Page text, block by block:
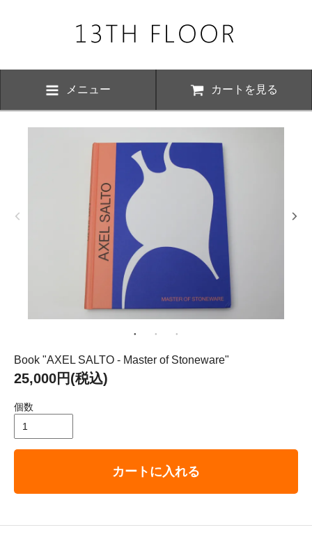
メニュー カートを見る
Book "AXEL SALTO - Master of Stoneware"
25,000円(税込)
個数
カートに入れる
下記の期間につきまして夏季休業とさせていただきます。 期間中は
ただけますが、ご対応が8月17日以降にさせていただく場合がござい
かけ致しますが、何卒ご了承くださいますよう お願い申し上げます
平成29年8月11日（金）－ 8月16日（水）
ホーム＆インテリア